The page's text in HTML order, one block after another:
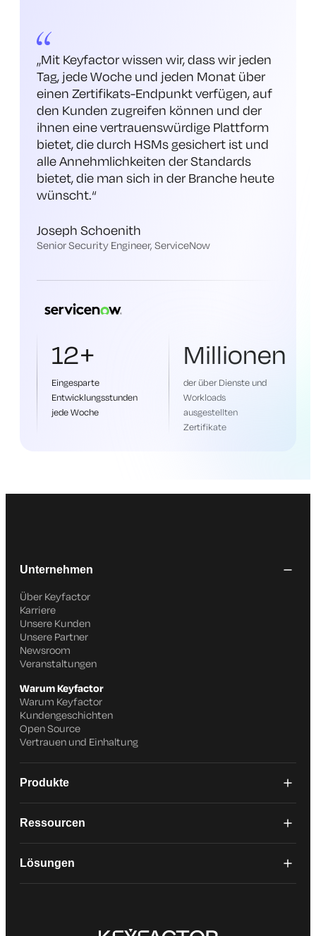
„Mit Keyfactor wissen wir, dass wir jeden
Tag, jede Woche und jeden Monat über
einen Zertifikats-Endpunkt verfügen, auf
den Kunden zugreifen können und der
ihnen eine vertrauenswürdige Plattform
bietet, die durch HSMs gesichert ist und
alle Annehmlichkeiten der Standards
bietet, die man sich in der Branche heute
wünscht.“
Joseph Schoenith
Senior Security Engineer, ServiceNow
12+
Eingesparte
Entwicklungsstunden
jede Woche
Millionen
der über Dienste und
Workloads
ausgestellten
Zertifikate
Unternehmen
Über Keyfactor
Karriere
Unsere Kunden
Unsere Partner
Newsroom
Veranstaltungen
Warum Keyfactor
Warum Keyfactor
Kundengeschichten
Open Source
Vertrauen und Einhaltung
Produkte
Ressourcen
Lösungen